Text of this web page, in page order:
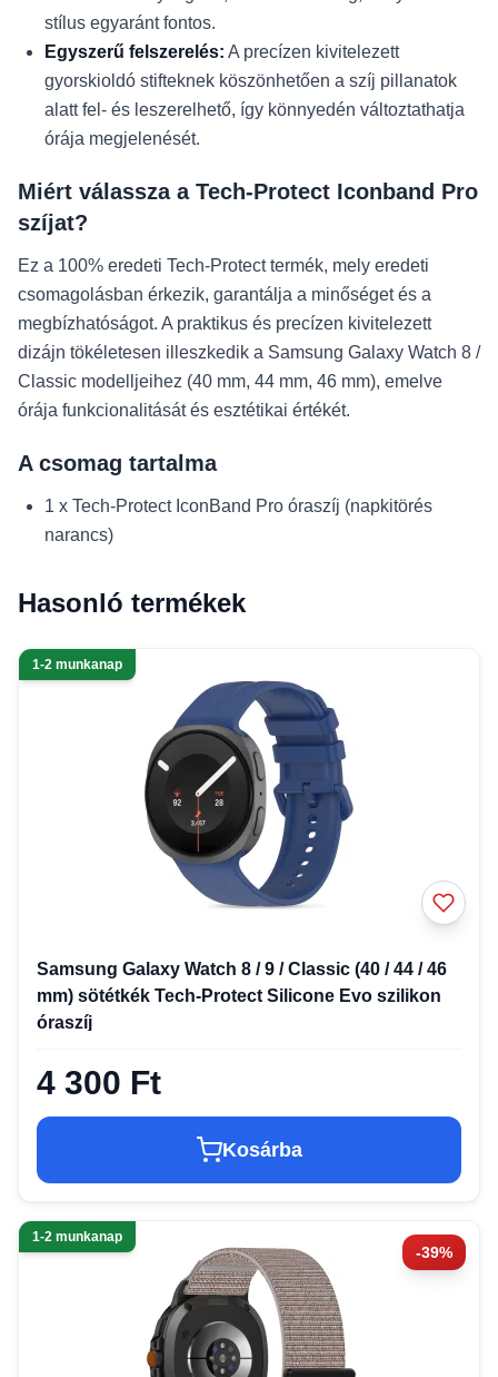
stílus egyaránt fontos.
Egyszerű felszerelés: A precízen kivitelezett
gyorskioldó stifteknek köszönhetően a szíj pillanatok
alatt fel- és leszerelhető, így könnyedén változtathatja
órája megjelenését.
Miért válassza a Tech-Protect Iconband Pro
szíjat?
Ez a 100% eredeti Tech-Protect termék, mely eredeti
csomagolásban érkezik, garantálja a minőséget és a
megbízhatóságot. A praktikus és precízen kivitelezett
dizájn tökéletesen illeszkedik a Samsung Galaxy Watch 8 /
Classic modelljeihez (40 mm, 44 mm, 46 mm), emelve
órája funkcionalitását és esztétikai értékét.
A csomag tartalma
1 x Tech-Protect IconBand Pro óraszíj (napkitörés
narancs)
Hasonló termékek
1-2 munkanap
Samsung Galaxy Watch 8 / 9 / Classic (40 / 44 / 46
mm) sötétkék Tech-Protect Silicone Evo szilikon
óraszíj
4 300 Ft
Kosárba
-39%
1-2 munkanap